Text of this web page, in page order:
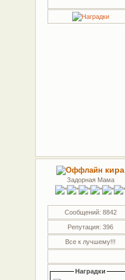
кира
Задорная Мама
Сообщений: 8842
Репутация: 396
Все к лучшему!!!
Наградки